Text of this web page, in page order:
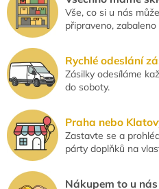
r
v
k
v
ý
u
Vše, co si u nás
připraveno,
Rychlé odeslání
Zásilky odesíláme
do soboty.
Praha nebo
Zastavte se a
párty doplňků na
Nákupem to u